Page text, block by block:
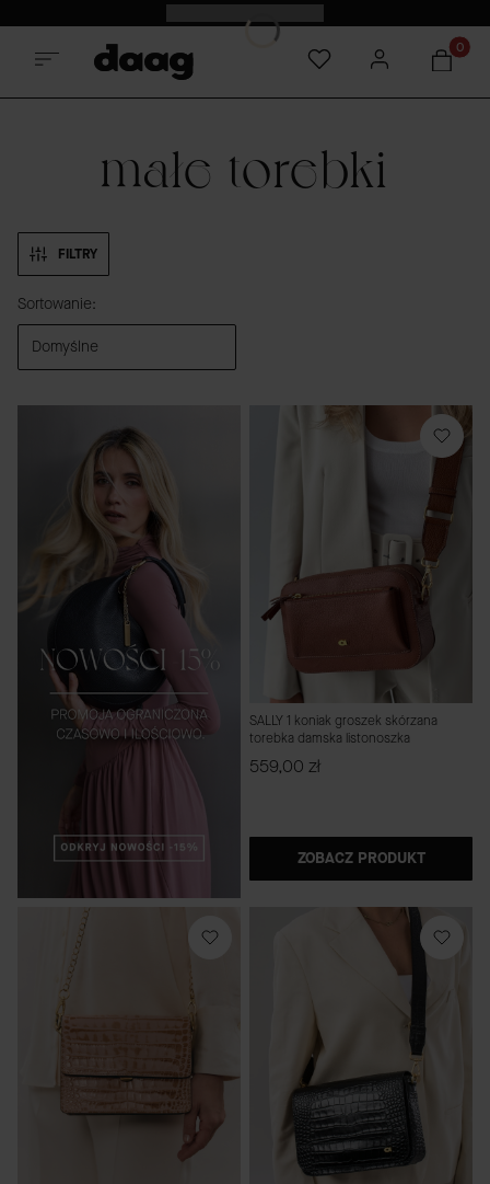
małe torebki
FILTRY
Lista produktów
Sortowanie:
Domyślne
SALLY 1 koniak groszek skórzana
torebka damska listonoszka
Cena
559,00 zł
ZOBACZ PRODUKT